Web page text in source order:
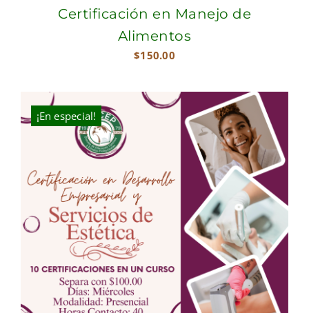
Certificación en Manejo de
Alimentos
$150.00
¡En especial!